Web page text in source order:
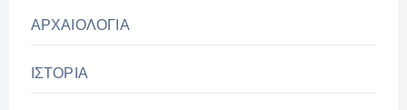
ΑΡΧΑΙΟΛΟΓΙΑ
ΙΣΤΟΡΙΑ